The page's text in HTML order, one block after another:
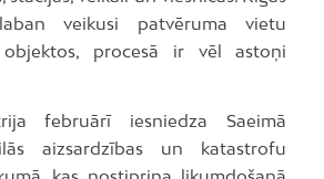
veikusi patvēruma vietu
procesā ir vēl astoņi
februārī iesniedza Saeimā
aizsardzības un katastrofu